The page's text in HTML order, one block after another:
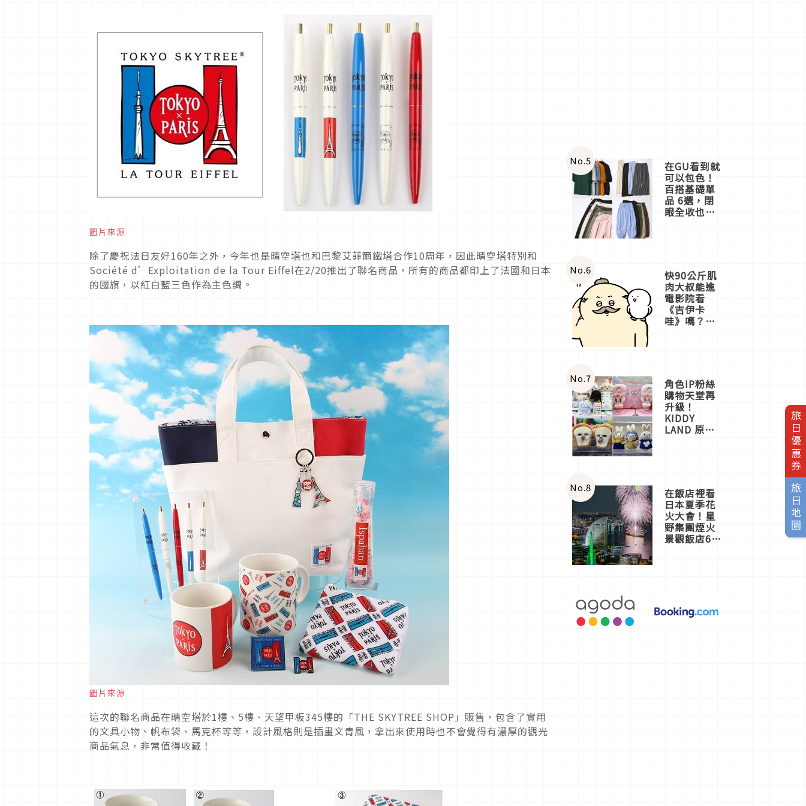
旅日優惠券
旅日地圖
圖片來源
除了慶祝法日友好160年之外，今年也是晴空塔也和巴黎艾菲爾鐵塔合作10周年，因此晴空塔特別和
Société d’Exploitation de la Tour Eiffel在2/20推出了聯名商品，所有的商品都印上了法國和日本
的國旗，以紅白藍三色作為主色調。
圖片來源
這次的聯名商品在晴空塔於1樓、5樓、天望甲板345樓的「THE SKYTREE SHOP」販售，包含了實用
的文具小物、帆布袋、馬克杯等等，設計風格則是插畫文青風，拿出來使用時也不會覺得有濃厚的觀光
商品氣息，非常值得收藏！
No.5 在GU看到就
可以包色！
百搭基礎單
品 6選，閉
眼全收也不
No.6 快90公斤肌
肉大叔能進
電影院看
《吉伊卡
哇》嗎？日
一同給出了
答案
No.7 角色IP粉絲
購物天堂再
升級！
KIDDY
LAND 原宿
店3分即達
No.8 在飯店裡看
日本夏季花
火大會！星
野集團煙火
景觀飯店6